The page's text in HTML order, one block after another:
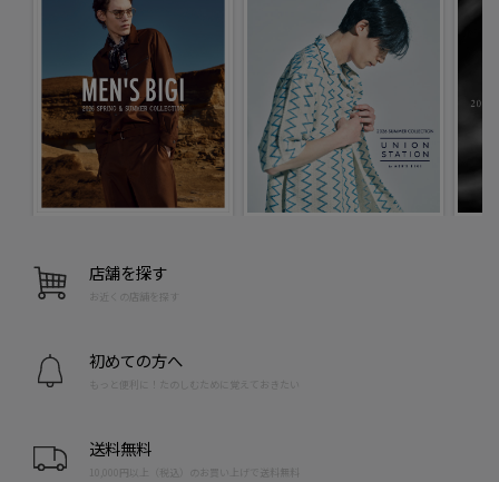
店舗を探す
お近くの店舗を探す
初めての方へ
もっと便利に！たのしむために覚えておきたい
送料無料
10,000円以上（税込）のお買い上げで送料無料